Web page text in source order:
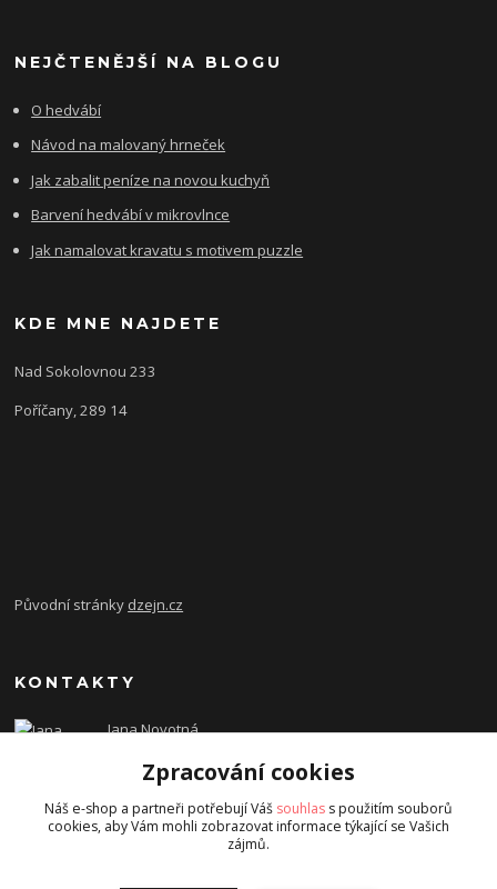
NEJČTENĚJŠÍ NA BLOGU
O hedvábí
Návod na malovaný hrneček
Jak zabalit peníze na novou kuchyň
Barvení hedvábí v mikrovlnce
Jak namalovat kravatu s motivem puzzle
KDE MNE NAJDETE
Nad Sokolovnou 233
Poříčany, 289 14
Původní stránky dzejn.cz
KONTAKTY
Jana Novotná
dzejn.n@email.cz
Zpracování cookies
Náš e-shop a partneři potřebují Váš souhlas s použitím souborů
cookies, aby Vám mohli zobrazovat informace týkající se Vašich
zájmů.